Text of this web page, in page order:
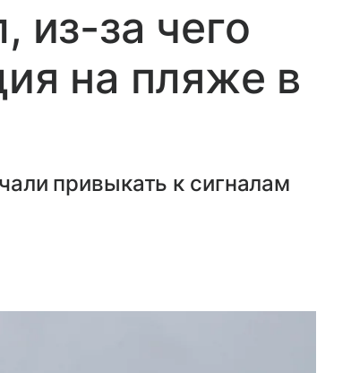
из-за чего
на пляже в
привыкать к сигналам